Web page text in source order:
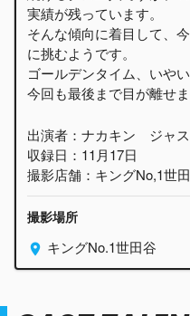
実績が残っています。
そんな傾向に着目して、
に挑むようです。
ゴールデンタイム、いや
今回も最後まで目が離せ
出演者：ナカキン ジャ
収録日：11月17日
撮影店舗：キングNo,1世
撮影場所
キングNo.1世田谷